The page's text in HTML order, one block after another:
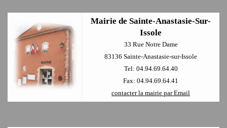
Mairie de Sainte-Anastasie-Sur-
Issole
33 Rue Notre Dame
83136 Sainte-Anastasie-sur-Issole
Tel: 04.94.69.64.40
Fax: 04.94.69.64.41
contacter la mairie par Email